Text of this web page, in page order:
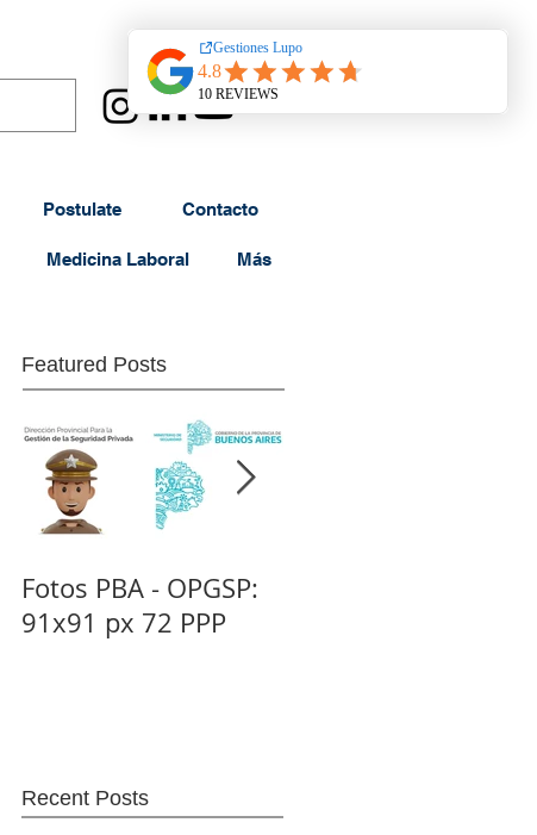
Postulate Contacto
Medicina Laboral Más
Featured Posts
Fotos PBA - OPGSP:
91x91 px 72 PPP
Recent Posts